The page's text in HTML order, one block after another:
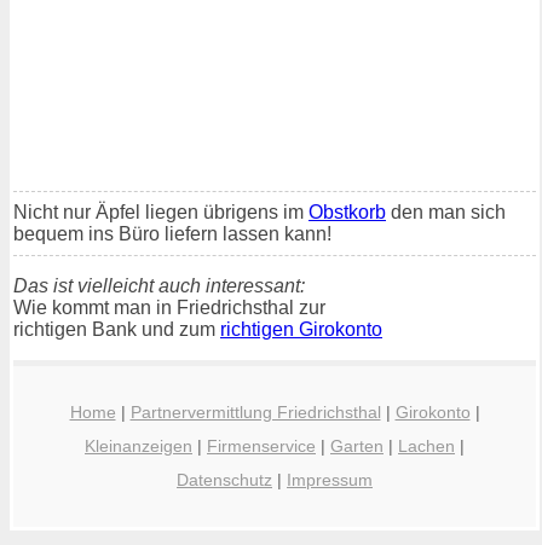
Nicht nur Äpfel liegen übrigens im Obstkorb den man sich
bequem ins Büro liefern lassen kann!
Das ist vielleicht auch interessant:
Wie kommt man in Friedrichsthal zur
richtigen Bank und zum richtigen Girokonto
Home | Partnervermittlung Friedrichsthal | Girokonto |
Kleinanzeigen | Firmenservice | Garten | Lachen |
Datenschutz | Impressum